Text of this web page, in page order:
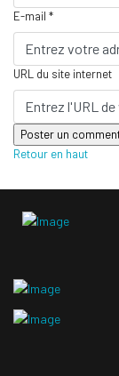
E-mail *
URL du site internet
Retour en haut